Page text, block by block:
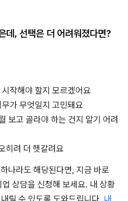
데, 선택은 더 어려워졌다면?
작해야 할지 모르겠어요
가 무엇일지 고민돼요
보고 골라야 하는 건지 알기 어려
히려 더 헷갈려요
나라도 해당된다면, 지금 바로
상담을 신청해 보세요. 내 상황